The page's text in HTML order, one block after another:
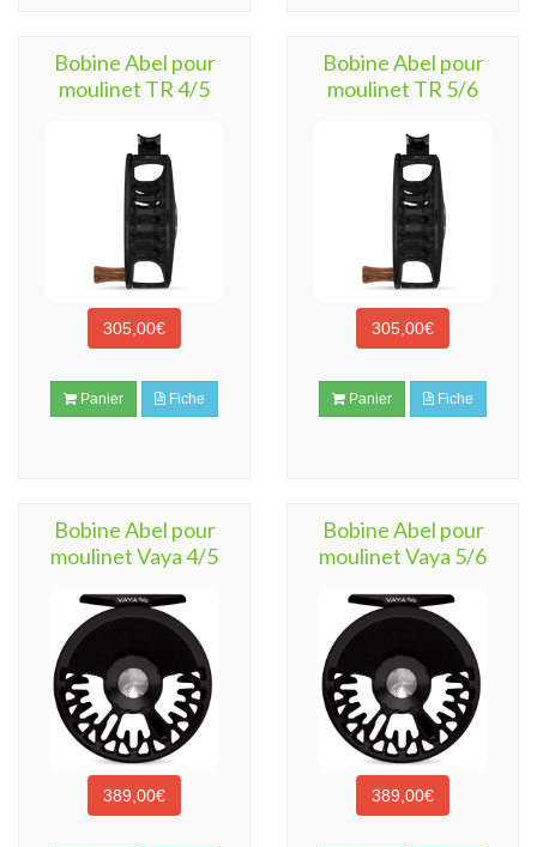
Bobine Abel pour
moulinet TR 4/5
305,00€
Panier Fiche
Bobine Abel pour
moulinet TR 5/6
305,00€
Panier Fiche
Bobine Abel pour
moulinet Vaya 4/5
389,00€
Bobine Abel pour
moulinet Vaya 5/6
389,00€